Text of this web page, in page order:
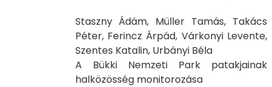
Staszny Ádám, Müller Tamás, Takács
Péter, Ferincz Árpád, Várkonyi Levente,
Szentes Katalin, Urbányi Béla
A Bükki Nemzeti Park patakjainak
halközösség monitorozása